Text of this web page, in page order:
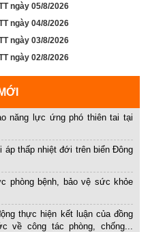
ngày 05/8/2026
ngày 04/8/2026
ngày 03/8/2026
ngày 02/8/2026
năng lực ứng phó thiên tai tại
áp thấp nhiệt đới trên biển Đông
phòng bệnh, bảo vệ sức khỏe
thực hiện kết luận của đồng
về công tác phòng, chống...